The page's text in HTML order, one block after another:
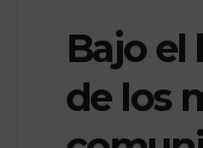
Bajo el
de los